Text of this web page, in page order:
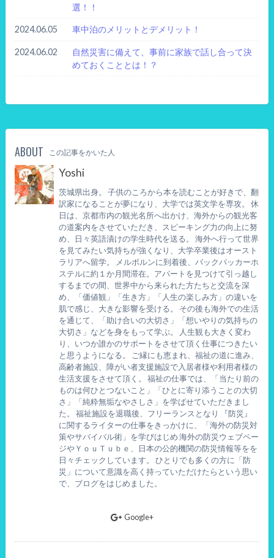
選！！
2024.06.05 車中泊のメリットとデメリット！
2024.06.02
自然災害に備えて、事前に家族で話し合って決
めておくこととは！？
ABOUT この記事をかいた人
Yoshi
茨城県出身。 子供のころから本を読むことが好きで、翻
訳家になることが夢になり、大学では英文学を専攻。 休
日は、京都市内の観光名所へ出かけ、海外からの観光客
の道案内をさせていただき、スピーキング力の向上に努
め、日々英語漬けの学生時代を送る。 海外へ行って世界
を見てみたい気持ちが強くなり、大学卒業後はオースト
ラリアへ留学。 メルボルンに到着後、バックパッカーホ
ステルに約１か月間滞在。アパートを見つけて引っ越し
するまでの間、世界中から来られた方たちと交流を深
め、「価値観」「生き方」「人生の楽しみ方」の違いを
肌で感じ、大きな影響を受ける。 その後も海外での生活
を通じて、「助け合いの大切さ」「想いやりの気持ちの
大切さ」などを身をもって学ぶ。 人生観も大きく変わ
り、いつか誰かのサポートをさせて頂く仕事につきたい
と思うようになる。 ご縁にも恵まれ、福祉の道に進み、
高齢者施設、障がい者支援施設で入居者様や利用者様の
生活支援をさせて頂く。 福祉の仕事では、「当たり前の
ものは何ひとつないこと」「ひとに寄り添うことの大切
さ」「純粋無垢なやさしさ」を学ばせていただきまし
た。 福祉施設を退職後、フリーランスとなり 『防災』
に関するライターの仕事をきっかけに、「海外の防災対
策やサバイバル術」を学びはじめ 海外の防災ウェブペー
ジやＹｏｕＴｕｂｅ、日本の公的機関の防災情報等をを
日々チェックしています。 ひとりでも多くの方に「防
災」について意識を高く持っていただけたらという思い
で、ブログをはじめました。
Google+